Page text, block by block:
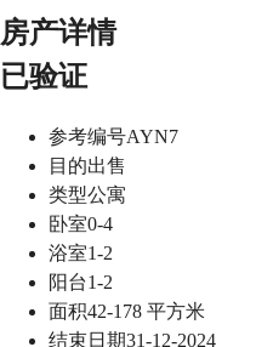
房产详情
已验证
参考编号AYN7
目的出售
类型公寓
卧室0-4
浴室1-2
阳台1-2
面积42-178 平方米
结束日期31-12-2024